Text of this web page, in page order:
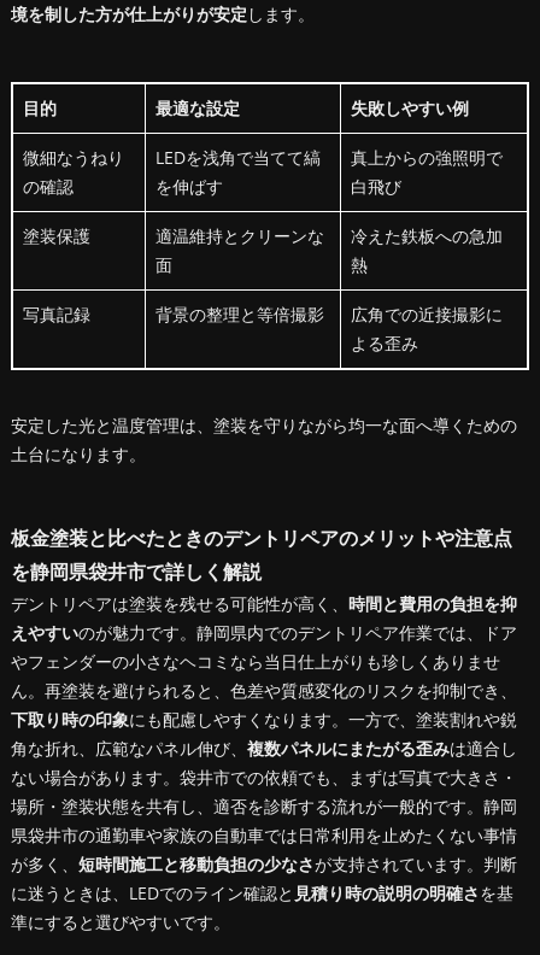
境を制した方が仕上がりが安定 します。
目的 最適な設定 失敗しやすい例
微細なうねり
の確認
LEDを浅角で当てて縞
を伸ばす
真上からの強照明で
白飛び
塗装保護
適温維持とクリーンな
面
冷えた鉄板への急加
熱
写真記録 背景の整理と等倍撮影
広角での近接撮影に
よる歪み
安定した光と温度管理は、塗装を守りながら均一な面へ導くための
土台になります。
板金塗装と比べたときのデントリペアのメリットや注意点
を静岡県袋井市で詳しく解説
デントリペアは塗装を残せる可能性が高く、 時間と費用の負担を抑
えやすいのが魅力です。静岡県内でのデントリペア作業では、ドア
やフェンダーの小さなヘコミなら当日仕上がりも珍しくありませ
ん。再塗装を避けられると、色差や質感変化のリスクを抑制でき、
下取り時の印象にも配慮しやすくなります。一方で、塗装割れや鋭
角な折れ、広範なパネル伸び、 複数パネルにまたがる歪みは適合し
ない場合があります。袋井市での依頼でも、まずは写真で大きさ・
場所・塗装状態を共有し、適否を診断する流れが一般的です。静岡
県袋井市の通勤車や家族の自動車では日常利用を止めたくない事情
が多く、 短時間施工と移動負担の少なさが支持されています。判断
に迷うときは、LEDでのライン確認と 見積り時の説明の明確さを基
準にすると選びやすいです。